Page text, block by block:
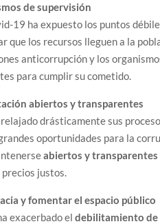
de supervisión
19 ha expuesto los puntos
que los recursos lleguen a la
anticorrupción y los
para cumplir su cometido.
abiertos y transparentes
drásticamente sus
oportunidades para la
abiertos y transparentes
justos.
y fomentar el espacio público
exacerbado eldebilitamiento de